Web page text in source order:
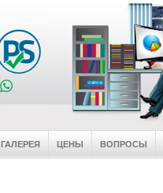
ГАЛЕРЕЯ ЦЕНЫ ВОПРОСЫ